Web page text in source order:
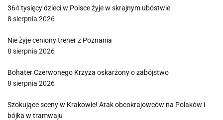
364 tysięcy dzieci w Polsce żyje w skrajnym ubóstwie
8 sierpnia 2026
Nie żyje ceniony trener z Poznania
8 sierpnia 2026
Bohater Czerwonego Krzyża oskarżony o zabójstwo
8 sierpnia 2026
Szokujące sceny w Krakowie! Atak obcokrajowców na Polaków i
bójka w tramwaju